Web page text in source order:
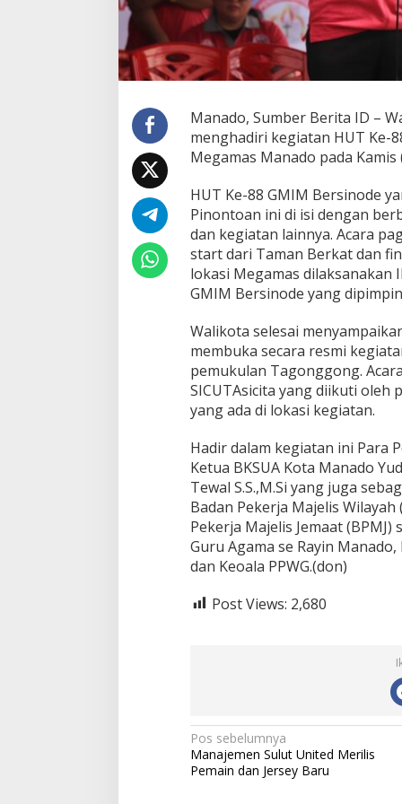
T
K
e
-
8
G
M
I
M
e
s
i
n
o
d
e
Manado, Sumber Berita ID –
menghadiri kegiatan HUT Ke-
Megamas Manado pada Kamis
HUT Ke-88 GMIM Bersinode
Pinontoan ini di isi dengan
dan kegiatan lainnya. Acara
start dari Taman Berkat dan
lokasi Megamas dilaksanakan
GMIM Bersinode yang
Walikota selesai
membuka secara resmi
pemukulan Tagonggong.
SICUTAsicita yang diikuti oleh
yang ada di lokasi kegiatan.
Hadir dalam kegiatan ini Para
Ketua BKSUA Kota Manado
Tewal S.S.,M.Si yang juga
Badan Pekerja Majelis Wilayah
Pekerja Majelis Jemaat
Guru Agama se Rayin
dan Keoala PPWG.(don)
Post Views: 2,680
N
a
Pos sebelumnya
Manajemen Sulut United Merilis
Pemain dan Jersey Baru